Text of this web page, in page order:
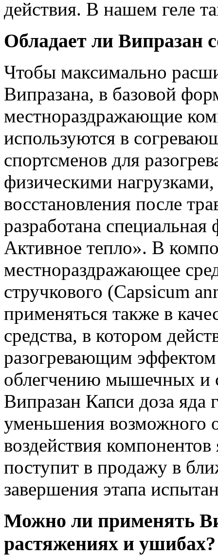
действия. В нашем геле
Обладает ли Випразан
Чтобы максимально
Випразана, в базовой
местнораздражающие
используются в
спортсменов для
физическими
восстановления после
разработана
Активное тепло». В
местнораздражающее
стручкового (Capsicum
применяться также в
средства, в котором
разогревающим эффектом
облегчению мышечных и
Випразан Капси доза
уменьшения возможного
воздействия компонентов
поступит в продажу в
завершения этапа
Можно ли применять
растяжениях и ушибах?